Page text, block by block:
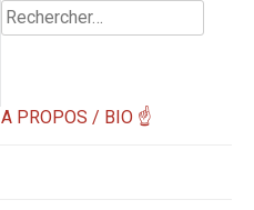
Rechercher :
A PROPOS / BIO ☝